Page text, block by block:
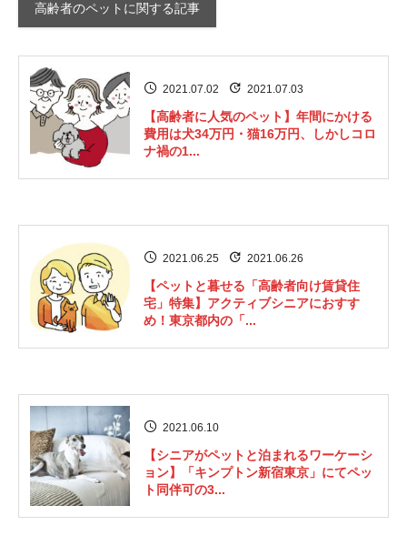
高齢者のペットに関する記事
2021.07.02 2021.07.03
【高齢者に人気のペット】年間にかける
費用は犬34万円・猫16万円、しかしコロ
ナ禍の1...
2021.06.25 2021.06.26
【ペットと暮せる「高齢者向け賃貸住
宅」特集】アクティブシニアにおすす
め！東京都内の「...
2021.06.10
【シニアがペットと泊まれるワーケーシ
ョン】「キンプトン新宿東京」にてペッ
ト同伴可の3...